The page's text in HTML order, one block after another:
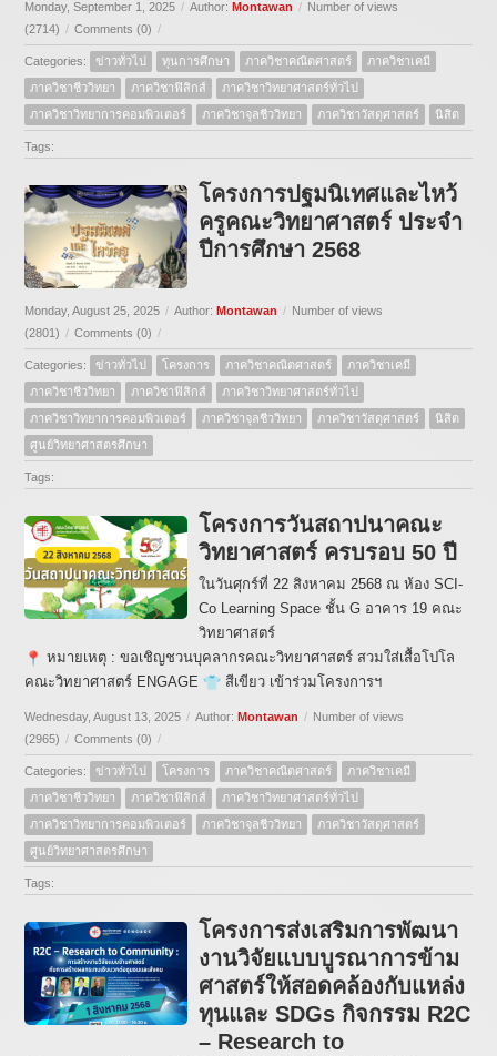
Monday, September 1, 2025 / Author:Montawan / Number of views
(2714) / Comments (0) /
Categories: ข่าวทั่วไป ทุนการศึกษา ภาควิชาคณิตศาสตร์
ภาควิชาเคมี
ภาควิชาชีววิทยา
ภาควิชาฟิสิกส์
ภาควิชาวิทยาศาสตร์ทั่วไป
ภาควิชาวิทยาการคอมพิวเตอร์
ภาควิชาจุลชีววิทยา ภาควิชาวัสดุศาสตร์ นิสิต
Tags:
โครงการปฐมนิเทศและไหว้
ครูคณะวิทยาศาสตร์ ประจำ
ปีการศึกษา 2568
Monday, August 25, 2025 / Author:Montawan / Number of views
(2801) / Comments (0) /
Categories: ข่าวทั่วไป โครงการ ภาควิชาคณิตศาสตร์
ภาควิชาเคมี
ภาควิชาชีววิทยา
ภาควิชาฟิสิกส์
ภาควิชาวิทยาศาสตร์ทั่วไป
ภาควิชาวิทยาการคอมพิวเตอร์
ภาควิชาจุลชีววิทยา ภาควิชาวัสดุศาสตร์
นิสิต
ศูนย์วิทยาศาสตรศึกษา
Tags:
โครงการวันสถาปนาคณะ
วิทยาศาสตร์ ครบรอบ 50 ปี
ในวันศุกร์ที่ 22 สิงหาคม 2568 ณ ห้อง SCI-
Co Learning Space ชั้น G อาคาร 19 คณะ
วิทยาศาสตร์
หมายเหตุ : ขอเชิญชวนบุคลากรคณะวิทยาศาสตร์ สวมใส่เสื้อโปโล
คณะวิทยาศาสตร์ ENGAGE
สีเขียว เข้าร่วมโครงการฯ
Wednesday, August 13, 2025 / Author:Montawan / Number of views
(2965) / Comments (0) /
Categories: ข่าวทั่วไป โครงการ ภาควิชาคณิตศาสตร์
ภาควิชาเคมี
ภาควิชาชีววิทยา
ภาควิชาฟิสิกส์
ภาควิชาวิทยาศาสตร์ทั่วไป
ภาควิชาวิทยาการคอมพิวเตอร์
ภาควิชาจุลชีววิทยา
ภาควิชาวัสดุศาสตร์
ศูนย์วิทยาศาสตรศึกษา
Tags:
โครงการส่งเสริมการพัฒนา
งานวิจัยแบบบูรณาการข้าม
ศาสตร์ให้สอดคล้องกับแหล่ง
ทุนและ SDGs กิจกรรม R2C
– Research to